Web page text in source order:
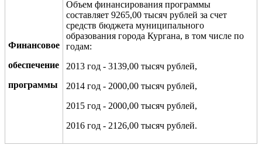
Финансовое
обеспечение
программы
Объем финансирования программы
составляет 9265,00 тысяч рублей за счет
средств бюджета муниципального
образования города Кургана, в том числе по
годам:
2013 год - 3139,00 тысяч рублей,
2014 год - 2000,00 тысяч рублей,
2015 год - 2000,00 тысяч рублей,
2016 год - 2126,00 тысяч рублей.